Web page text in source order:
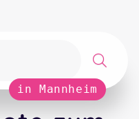
in Mannheim